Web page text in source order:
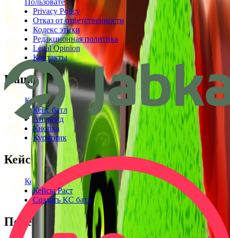
Privacy Policy
Отказ от ответственности
Кодекс этики
Редакционная политика
Legal Opinion
Контакты
Наши режимы
Кейсы
Кейс батл
Апгрейд
Кнопка
Курятник
Кейсы
Кейсы КС2
Кейсы Раст
Создать КС батл
Полезное